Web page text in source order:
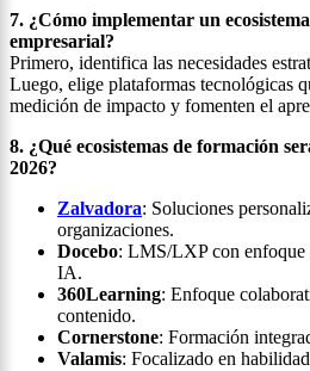
7. ¿Cómo implementar un
empresarial?
Primero, identifica las necesidades
Luego, elige plataformas tecnológicas
medición de impacto y fomenten el
8. ¿Qué ecosistemas de formación
2026?
Zalvadora: Soluciones
organizaciones.
Docebo: LMS/LXP con enfoque
IA.
360Learning: Enfoque
contenido.
Cornerstone: Formación
Valamis: Focalizado en